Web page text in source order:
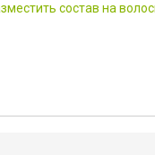
состав на